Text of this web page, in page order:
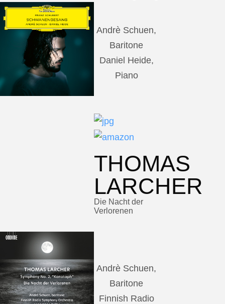
Andrè Schuen,
Baritone
Daniel Heide,
Piano
THOMAS
LARCHER
Die Nacht der
Verlorenen
Andrè Schuen,
Baritone
Finnish Radio